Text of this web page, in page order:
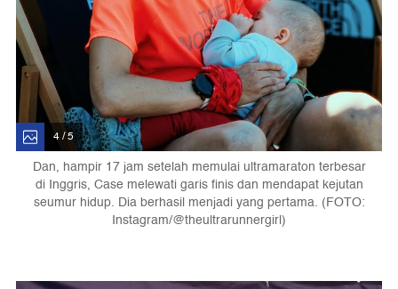
4 / 5
Dan, hampir 17 jam setelah memulai ultramaraton terbesar
di Inggris, Case melewati garis finis dan mendapat kejutan
seumur hidup. Dia berhasil menjadi yang pertama. (FOTO:
Instagram/@theultrarunnergirl)